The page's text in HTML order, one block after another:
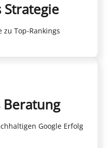
Strategie
Top-Rankings
Beratung
Google Erfolg